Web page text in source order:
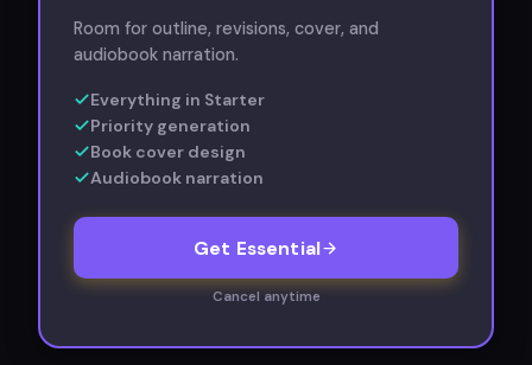
Room for outline, revisions, cover, and
audiobook narration.
Everything in Starter
Priority generation
Book cover design
Audiobook narration
Get Essential
Cancel anytime